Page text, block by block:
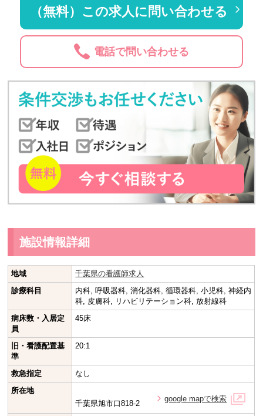
（無料）この求人に問い合わせる
電話で問い合わせる
施設情報詳細
地域
千葉県の看護師求人
診療科目
内科, 呼吸器科, 消化器科, 循環器科, 小児科, 神経内
科, 皮膚科, リハビリテーション科, 放射線科
病床数・入居定
員
45床
旧・看護配置基
準
20:1
救急指定
なし
所在地
千葉県旭市口818-2
google mapで検索